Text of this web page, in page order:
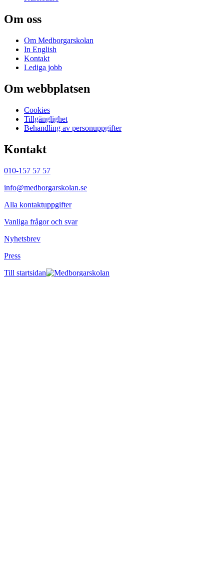
Om oss
Om Medborgarskolan
In English
Kontakt
Lediga jobb
Om webbplatsen
Cookies
Tillgänglighet
Behandling av personuppgifter
Kontakt
010-157 57 57
info@medborgarskolan.se
Alla kontaktuppgifter
Vanliga frågor och svar
Nyhetsbrev
Press
Till startsidan